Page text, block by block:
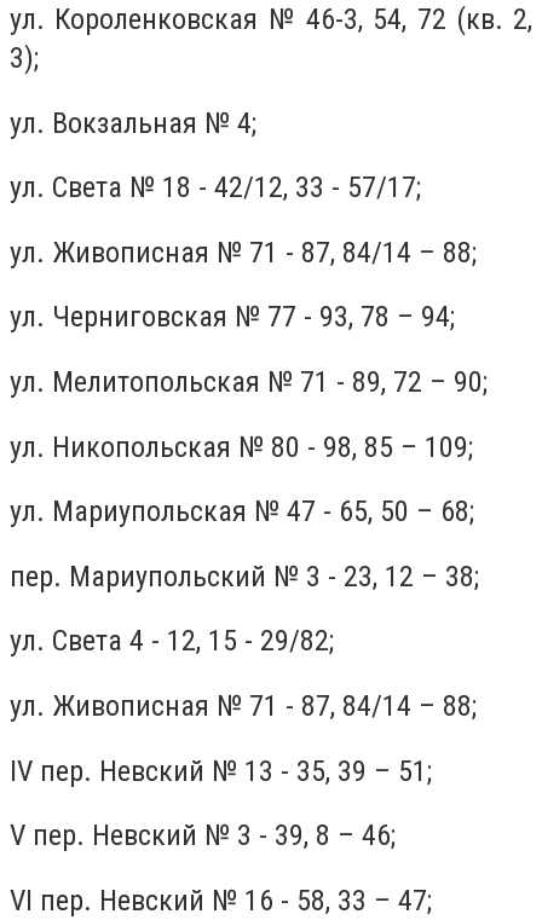
ул. Короленковская № 46-3, 54, 72 (кв. 2,
3);
ул. Вокзальная № 4;
ул. Света № 18 - 42/12, 33 - 57/17;
ул. Живописная № 71 - 87, 84/14 – 88;
ул. Черниговская № 77 - 93, 78 – 94;
ул. Мелитопольская № 71 - 89, 72 – 90;
ул. Никопольская № 80 - 98, 85 – 109;
ул. Мариупольская № 47 - 65, 50 – 68;
пер. Мариупольский № 3 - 23, 12 – 38;
ул. Света 4 - 12, 15 - 29/82;
ул. Живописная № 71 - 87, 84/14 – 88;
IV пер. Невский № 13 - 35, 39 – 51;
V пер. Невский № 3 - 39, 8 – 46;
VI пер. Невский № 16 - 58, 33 – 47;